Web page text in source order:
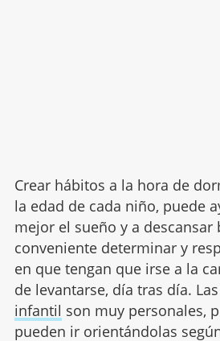
Crear hábitos a la hora de
la edad de cada niño, puede
mejor el sueño y a descansar
conveniente determinar y
en que tengan que irse a la
de levantarse, día tras día.
infantil son muy personales,
pueden ir orientándolas